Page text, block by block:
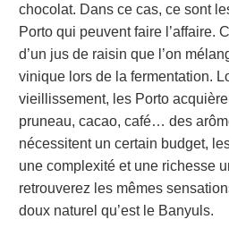
chocolat. Dans ce cas, ce sont
Porto qui peuvent faire l’affaire.
d’un jus de raisin que l’on
vinique lors de la fermentation.
vieillissement, les Porto
pruneau, cacao, café… des
nécessitent un certain budget,
une complexité et une richesse
retrouverez les mêmes
doux naturel qu’est le Banyuls.